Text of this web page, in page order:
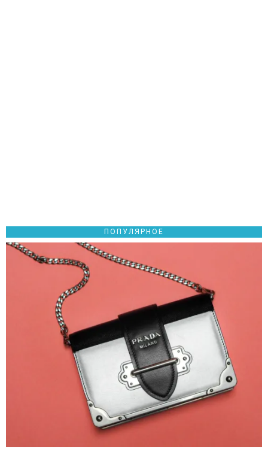
ПОПУЛЯРНОЕ